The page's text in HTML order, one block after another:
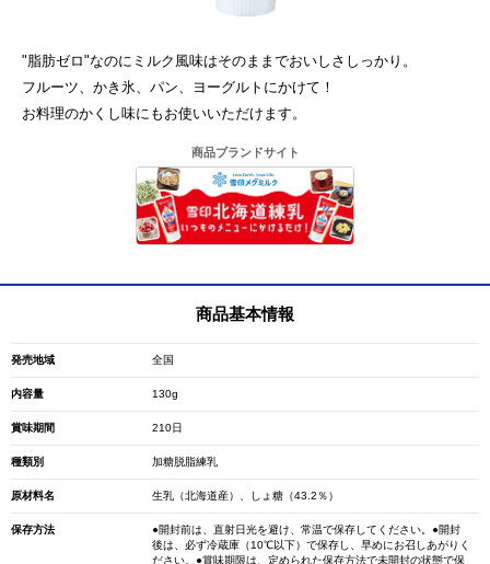
"脂肪ゼロ"なのにミルク風味はそのままでおいしさしっかり。
フルーツ、かき氷、パン、ヨーグルトにかけて！
お料理のかくし味にもお使いいただけます。
商品ブランドサイト
商品基本情報
発売地域 全国
内容量 130g
賞味期間 210日
種類別 加糖脱脂練乳
原材料名 生乳（北海道産）、しょ糖（43.2％）
保存方法
●開封前は、直射日光を避け、常温で保存してください。●開封
後は、必ず冷蔵庫（10℃以下）で保存し、早めにお召しあがりく
ださい。●賞味期限は、定められた保存方法で未開封の状態で保